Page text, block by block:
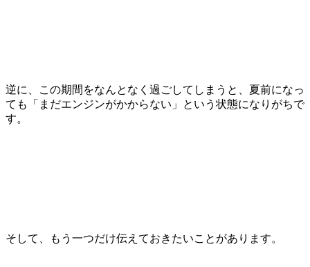
逆に、この期間をなんとなく過ごしてしまうと、夏前になっ
ても「まだエンジンがかからない」という状態になりがちで
す。
そして、もう一つだけ伝えておきたいことがあります。